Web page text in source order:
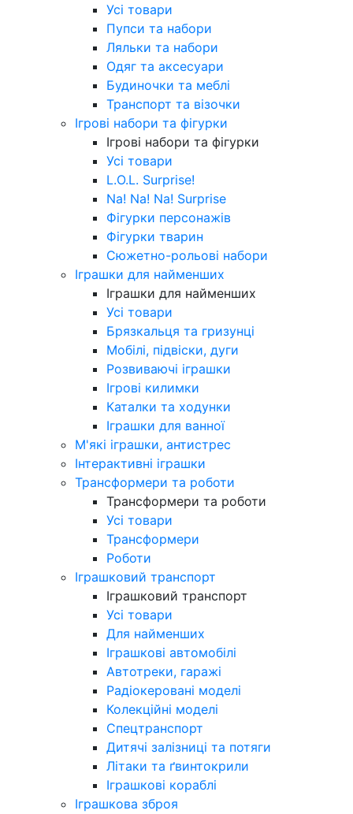
Усі товари
Пупси та набори
Ляльки та набори
Одяг та аксесуари
Будиночки та меблі
Транспорт та візочки
Ігрові набори та фігурки
Ігрові набори та фігурки
Усі товари
L.O.L. Surprise!
Na! Na! Na! Surprise
Фігурки персонажів
Фігурки тварин
Сюжетно-рольові набори
Іграшки для найменших
Іграшки для найменших
Усі товари
Брязкальця та гризунці
Мобілі, підвіски, дуги
Розвиваючі іграшки
Ігрові килимки
Каталки та ходунки
Іграшки для ванної
М'які іграшки, антистрес
Інтерактивні іграшки
Трансформери та роботи
Трансформери та роботи
Усі товари
Трансформери
Роботи
Іграшковий транспорт
Іграшковий транспорт
Усі товари
Для найменших
Іграшкові автомобілі
Автотреки, гаражі
Радіокеровані моделі
Колекційні моделі
Спецтранспорт
Дитячі залізниці та потяги
Літаки та ґвинтокрили
Іграшкові кораблі
Іграшкова зброя